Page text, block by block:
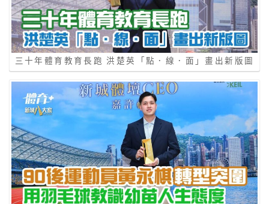
三十年體育教育長跑 洪楚英「點．線．面」畫出新版圖